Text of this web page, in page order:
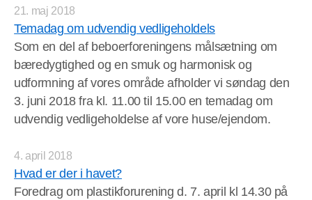
21. maj 2018
Temadag om udvendig vedligeholdels
Som en del af beboerforeningens målsætning om
bæredygtighed og en smuk og harmonisk og
udformning af vores område afholder vi søndag den
3. juni 2018 fra kl. 11.00 til 15.00 en temadag om
udvendig vedligeholdelse af vore huse/ejendom.
4. april 2018
Hvad er der i havet?
Foredrag om plastikforurening d. 7. april kl 14.30 på